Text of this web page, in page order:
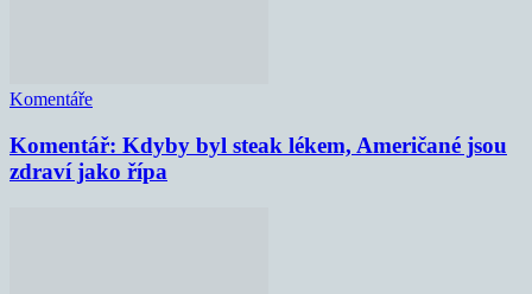
Komentáře
Komentář: Kdyby byl steak lékem, Američané jsou
zdraví jako řípa